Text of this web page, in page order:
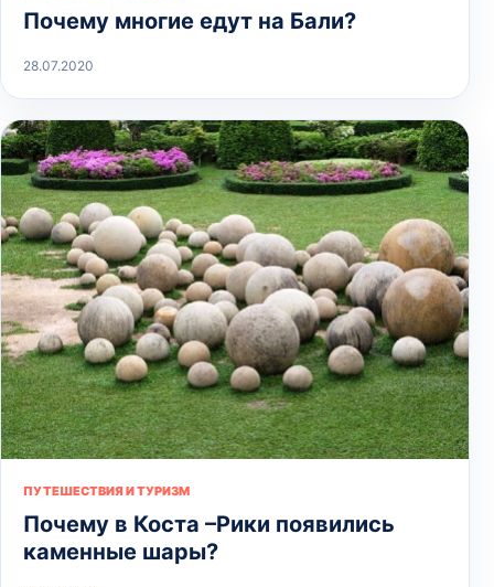
Почему многие едут на Бали?
28.07.2020
ПУТЕШЕСТВИЯ И ТУРИЗМ
Почему в Коста –Рики появились
каменные шары?